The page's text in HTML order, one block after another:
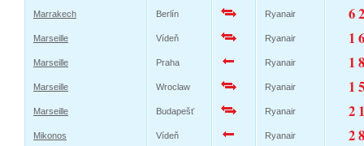
Marrakech Berlín Ryanair 6
Marseille Vídeň Ryanair 1
Marseille Praha Ryanair 1
Marseille Wroclaw Ryanair 1
Marseille Budapešť Ryanair 2
Mikonos Vídeň Ryanair 2